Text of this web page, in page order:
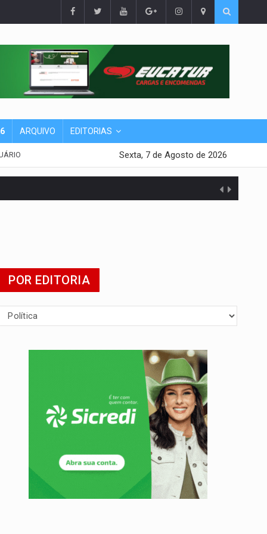
ARQUIVO EDITORIAS
Sexta, 7 de Agosto de 2026
POR EDITORIA